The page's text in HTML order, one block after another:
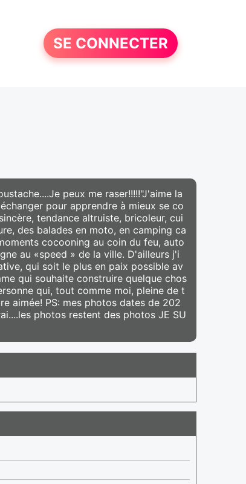
SE CONNECTER
peux me raser!!!!!"J'aime la
pour apprendre à mieux se co
tendance altruiste, bricoleur, cui
des balades en moto, en camping ca
cocooning au coin du feu, auto
au «speed » de la ville. D'ailleurs j'i
qui soit le plus en paix possible av
qui souhaite construire quelque chos
qui, tout comme moi, pleine de t
aimée! PS: mes photos dates de 202
photos restent des photos JE SU